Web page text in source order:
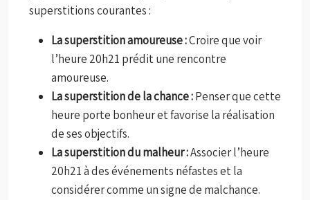
superstitions courantes :
La superstition amoureuse :Croire que voir
l’heure 20h21 prédit une rencontre
amoureuse.
La superstition de la chance :Penser que cette
heure porte bonheur et favorise la réalisation
de ses objectifs.
La superstition du malheur :Associer l’heure
20h21 à des événements néfastes et la
considérer comme un signe de malchance.